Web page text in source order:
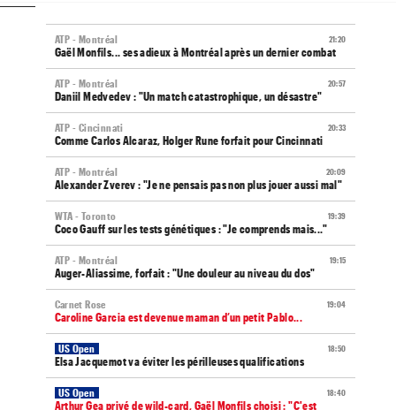
21:20
ATP - Montréal
Gaël Monfils... ses adieux à Montréal après un dernier combat
20:57
ATP - Montréal
Daniil Medvedev : "Un match catastrophique, un désastre"
20:33
ATP - Cincinnati
Comme Carlos Alcaraz, Holger Rune forfait pour Cincinnati
20:09
ATP - Montréal
Alexander Zverev : "Je ne pensais pas non plus jouer aussi mal"
19:39
WTA - Toronto
Coco Gauff sur les tests génétiques : "Je comprends mais..."
19:15
ATP - Montréal
Auger-Aliassime, forfait : "Une douleur au niveau du dos"
19:04
Carnet Rose
Caroline Garcia est devenue maman d’un petit Pablo...
18:50
US Open
Elsa Jacquemot va éviter les périlleuses qualifications
18:40
US Open
Arthur Gea privé de wild-card, Gaël Monfils choisi : "C'est